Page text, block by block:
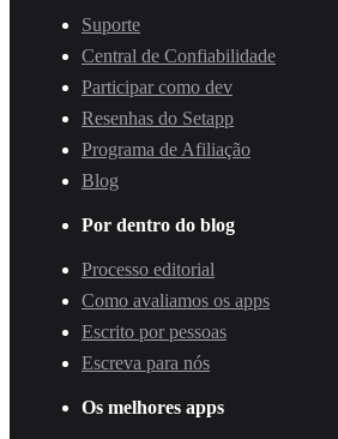
Suporte
Central de Confiabilidade
Participar como dev
Resenhas do Setapp
Programa de Afiliação
Blog
Por dentro do blog
Processo editorial
Como avaliamos os apps
Escrito por pessoas
Escreva para nós
Os melhores apps